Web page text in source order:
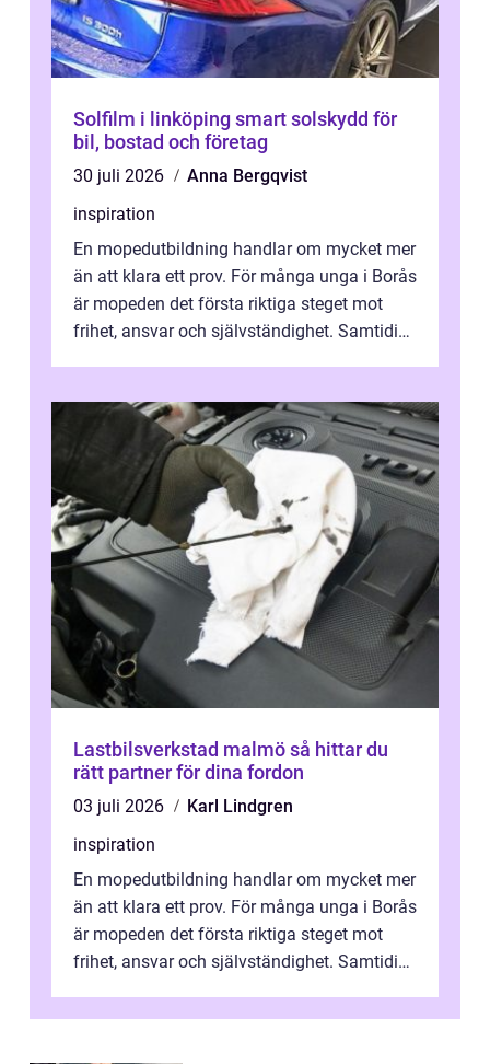
Solfilm i linköping smart solskydd för
bil, bostad och företag
30 juli 2026
Anna Bergqvist
inspiration
En mopedutbildning handlar om mycket mer
än att klara ett prov. För många unga i Borås
är mopeden det första riktiga steget mot
frihet, ansvar och självständighet. Samtidigt
Lastbilsverkstad malmö så hittar du
rätt partner för dina fordon
03 juli 2026
Karl Lindgren
inspiration
En mopedutbildning handlar om mycket mer
än att klara ett prov. För många unga i Borås
är mopeden det första riktiga steget mot
frihet, ansvar och självständighet. Samtidigt